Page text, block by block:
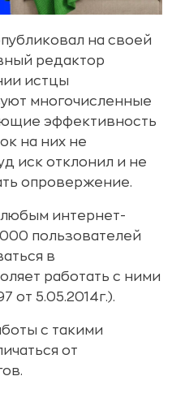
на своей
редактор
истцы
многочисленные
эффективность
на них не
иск отклонил и не
опровержение.
любым интернет-
пользователей
в
работать с ними
от 5.05.2014г.).
с такими
от